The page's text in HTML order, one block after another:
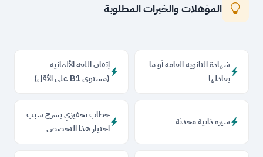
المؤهلات والخبرات المطلوبة
شهادة الثانوية العامة أو ما
يعادلها
إتقان اللغة الألمانية
(مستوى B1 على الأقل)
سيرة ذاتية محدثة
خطاب تحفيزي يشرح سبب
اختيار هذا التخصص